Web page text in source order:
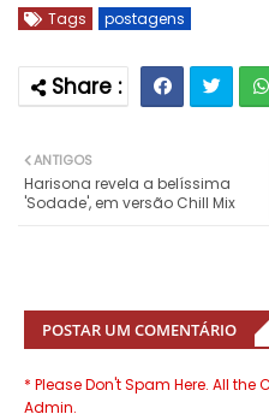
Tags postagens
ANTIGOS
Harisona revela a belíssima
'Sodade', em versão Chill Mix
POSTAR UM COMENTÁRIO
* Please Don't Spam Here. All
Admin.